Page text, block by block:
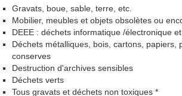
Gravats, boue, sable, terre, etc.
Mobilier, meubles et objets obsolètes ou
DEEE : déchets informatique /électronique
Déchets métalliques, bois, cartons, papiers,
conserves
Destruction d'archives sensibles
Déchets verts
Tous gravats et déchets non toxiques *